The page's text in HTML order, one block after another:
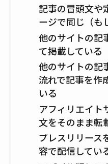
記事の冒頭文や
ージで同じ（も
他のサイトの記
て掲載している
他のサイトの記
流れで記事を作
いる
アフィリエイト
文をそのまま転
プレスリリース
容で配信してい